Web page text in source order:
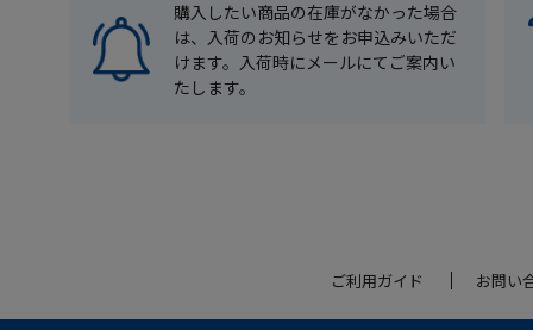
購入したい商品の在庫がなかった場合
は、入荷のお知らせをお申込みいただ
けます。入荷時にメールにてご案内い
たします。
ご利用ガイド お問い